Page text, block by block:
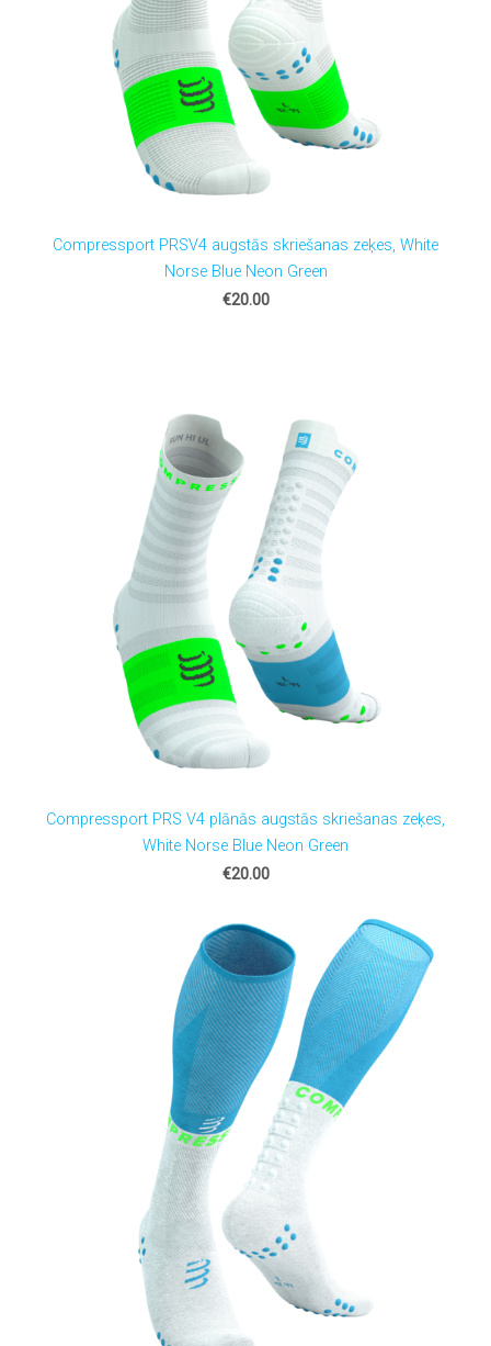
Compressport PRSV4 augstās skriešanas zeķes, White
Norse Blue Neon Green
€20.00
Compressport PRS V4 plānās augstās skriešanas zeķes,
White Norse Blue Neon Green
€20.00